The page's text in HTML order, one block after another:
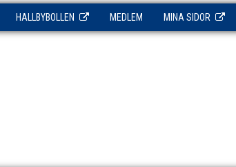
HALLBYBOLLEN MEDLEM MINA SIDOR